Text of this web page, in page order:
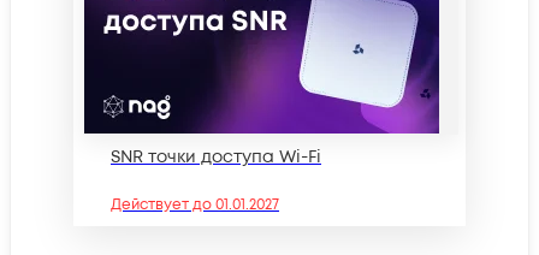
SNR точки доступа Wi-Fi
Действует до01.01.2027